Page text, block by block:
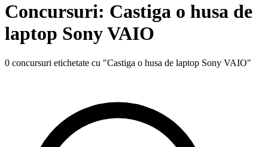
Concursuri: Castiga o husa de
laptop Sony VAIO
0 concursuri etichetate cu "Castiga o husa de laptop Sony VAIO"